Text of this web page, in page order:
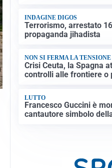
INDAGINE DIGOS
Terrorismo, arrestato
propaganda jihadista
NON SI FERMA LA TENSIONE
Crisi Ceuta, la Spagna
controlli alle frontiere o
LUTTO
Francesco Guccini è
cantautore simbolo